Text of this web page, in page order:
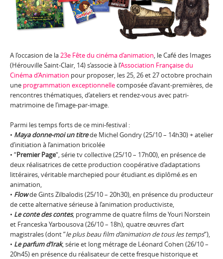
A l’occasion de la23e Fête du cinéma d’animation, le Café des Images
(Hérouville Saint-Clair, 14) s’associe à l’Association Française du
Cinéma d’Animation pour proposer, les 25, 26 et 27 octobre prochain
une programmation exceptionnellecomposée d’avant-premières, de
rencontres thématiques, d’ateliers et rendez-vous avec patri-
matrimoine de l’image-par-image.
Parmi les temps forts de ce mini-festival :
• Maya donne-moi un titrede Michel Gondry (25/10 – 14h30) + atelier
d’initiation à l’animation bricolée
• “Premier Page“, série tv collective (25/10 – 17h00), en présence de
deux réalisatrices de cette production coopérative d’adaptations
littéraires, véritable marchepied pour étudiant.es diplômé.es en
animation,
• Flowde Gints Zilbalodis (25/10 – 20h30), en présence du producteur
de cette alternative sérieuse à l’animation productiviste,
• Le conte des contes, programme de quatre films de Youri Norstein
et Franceska Yarbousova (26/10 – 18h), quatre œuvres d’art
magistrales (dont “le plus beau film d’animation de tous les temps“),
• Le parfum d’Irak, série et long métrage de Léonard Cohen (26/10 –
20h45) en présence du réalisateur de cette fresque historique et